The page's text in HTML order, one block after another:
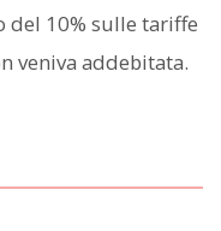
del 10% sulle tariffe
veniva addebitata.